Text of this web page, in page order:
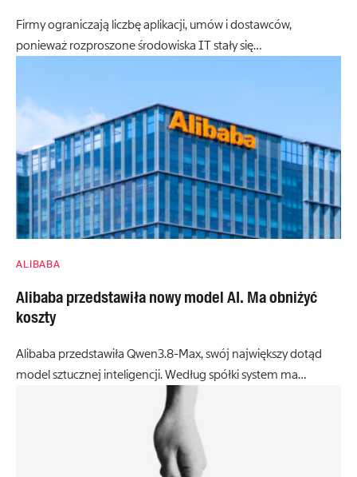
Firmy ograniczają liczbę aplikacji, umów i dostawców,
ponieważ rozproszone środowiska IT stały się…
ALIBABA
Alibaba przedstawiła nowy model AI. Ma obniżyć
koszty
Alibaba przedstawiła Qwen3.8-Max, swój największy dotąd
model sztucznej inteligencji. Według spółki system ma…